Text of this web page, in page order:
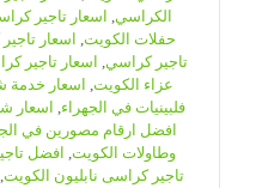
الكراسي, اسعار تاجير
حفلات الكويت, اسعار
تاجير كراسي, اسعار تاجير
عزاء الكويت, اسعار خدمة
فلبينيات في الجهراء, اسعار
افضل ارقام مصورين في
وطاولات الكويت, افضل
تاجير كراسى نابليون الكويت,